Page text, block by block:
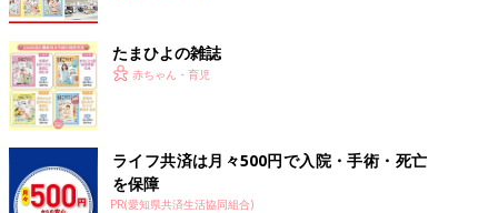
たまひよの雑誌
赤ちゃん・育児
ライフ共済は月々500円で入院・手術・死亡
を保障
PR(愛知県共済生活協同組合)